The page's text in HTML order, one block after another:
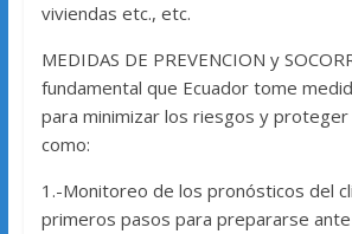
viviendas etc., etc.
MEDIDAS DE PREVENCION y
fundamental que Ecuador tome
para minimizar los riesgos y proteger
como:
1.-Monitoreo de los pronósticos del
primeros pasos para prepararse ante